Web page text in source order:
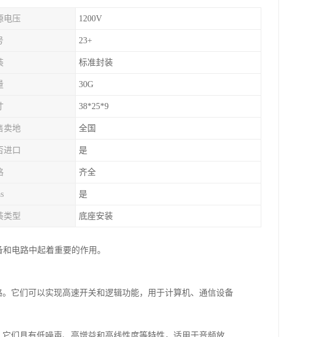
电压 1200V
23+
标准封装
30G
38*25*9
卖地 全国
进口 是
齐全
是
类型 底座安装
电路中起着重要的作用。
它们可以实现高速开关和逻辑功能，用于计算机、通信设备